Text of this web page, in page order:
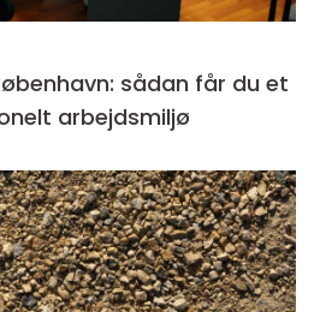
sådan får du et
arbejdsmiljø